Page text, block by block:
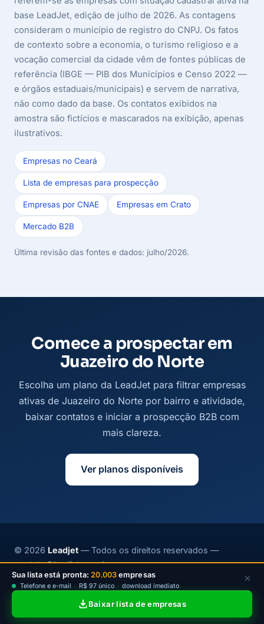
base LeadJet, edição de julho de 2026. As contagens
consideram o município de registro do CNPJ. Os fatos
de contexto sobre a economia, o turismo religioso e a
vocação comercial da cidade vêm de fontes públicas de
referência (IBGE — PIB dos Municípios e Censo 2022 —
e órgãos estaduais/municipais) e servem de narrativa,
não como dado da base. Os contatos exibidos na
amostra são fictícios e mascarados na exibição, apenas
ilustrativos.
Empresas no Ceará
Lista de empresas para prospecção
Empresas por CNAE Empresas em Crato
Mercado B2B
Última revisão das fontes e dados: julho/2026.
Comece a prospectar em
Juazeiro do Norte
Escolha um plano da LeadJet para filtrar empresas
ativas de Juazeiro do Norte por bairro e atividade,
baixar contatos e iniciar a prospecção B2B com
mais clareza.
Ver planos disponíveis
© 2026 Leadjet — Todos os direitos reservados —
contato@leadjet.com.br
Política de Privacidade·Planos
Sua lista está pronta: 20.003empresas
Telefone e e-mail · R$ 97 único · download imediato
Baixar lista de empresas
×